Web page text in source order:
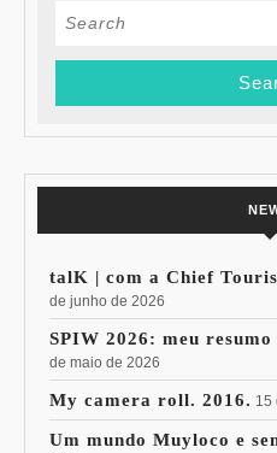
Search
talK | com a Chief
de junho de 2026
SPIW 2026: meu
de maio de 2026
My camera roll. 2016. 15
Um mundo Muyloco e